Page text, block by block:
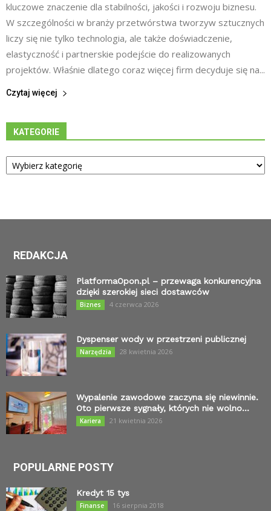
kluczowe znaczenie dla stabilności, jakości i rozwoju biznesu.
W szczególności w branży przetwórstwa tworzyw sztucznych
liczy się nie tylko technologia, ale także doświadczenie,
elastyczność i partnerskie podejście do realizowanych
projektów. Właśnie dlatego coraz więcej firm decyduje się na...
Czytaj więcej
KATEGORIE
Kategorie
REDAKCJA
PlatformaOpon.pl – przewaga konkurencyjna
dzięki szerokiej sieci dostawców
Biznes 4 czerwca 2026
Dyspenser wody w przestrzeni publicznej
Narzędzia 28 kwietnia 2026
Wypalenie zawodowe zaczyna się niewinnie.
Oto pierwsze sygnały, których nie wolno...
Kariera 21 kwietnia 2026
POPULARNE POSTY
Kredyt 15 tys
Finanse 16 sierpnia 2018